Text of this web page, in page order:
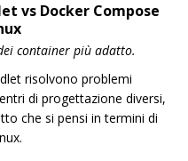
vs Docker Compose
container più adatto.
risolvono problemi
di progettazione diversi,
che si pensi in termini di